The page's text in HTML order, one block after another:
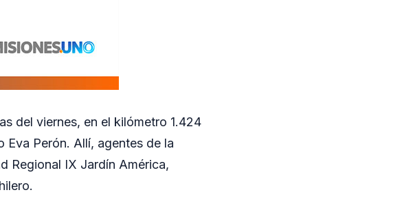
del viernes, en el kilómetro 1.424
Eva Perón. Allí, agentes de la
Regional IX Jardín América,